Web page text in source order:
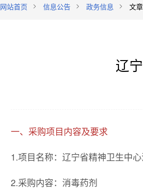
网站首页 信息公告 政务信息 文
辽
一、采购项目内容及要求
1.项目名称：辽宁省精神卫生中
2.采购内容：消毒药剂